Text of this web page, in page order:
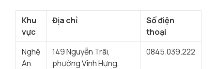
Khu
vực
Địa chỉ
Số điện
thoại
Nghệ
An
149 Nguyễn Trãi,
phường Vinh Hưng,
0845.039.222